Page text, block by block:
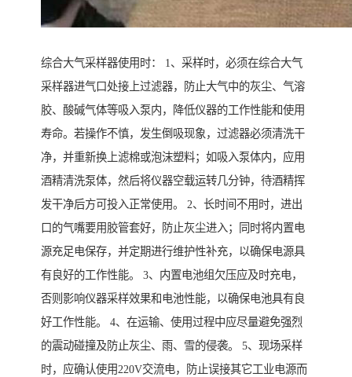
综合大气采样器使用时： 1、采样时，必须在综合大气
采样器进气口处接上过滤器，防止大气中的灰尘、气溶
胶、酸碱气体等吸入泵内，降低仪器的工作性能和使用
寿命。若操作不慎，发生倒吸现象，过滤器必须清洗干
净，并重新换上滤棉或泡沫塑料；如吸入泵体内，应用
酒精清洗泵体，然后将仪器空载运转几分钟，待酒精挥
发干净后方可投入正常使用。 2、长时间不用时，进出
口的气嘴要用胶管套好，防止灰尘进入；同时将内置电
源充足电保存，并定期进行维护性补充，以确保电源具
有良好的工作性能。 3、内置电池组欠压应及时充电，
否则影响仪器采样效果和电池性能，以确保电池具有良
好工作性能。 4、在运输、使用过程中应尽量避免强烈
的震动碰撞及防止灰尘、雨、雪的侵袭。 5、现场采样
时，应确认使用220V交流电，防止误接其它工业电源而